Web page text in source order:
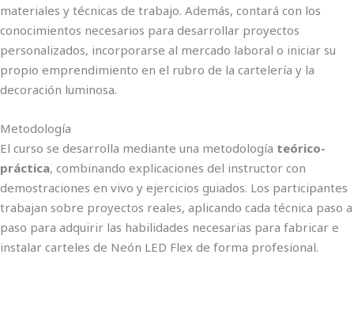
materiales y técnicas de trabajo. Además, contará con los
conocimientos necesarios para desarrollar proyectos
personalizados, incorporarse al mercado laboral o iniciar su
propio emprendimiento en el rubro de la cartelería y la
decoración luminosa.
Metodología
El curso se desarrolla mediante una metodología teórico-
práctica, combinando explicaciones del instructor con
demostraciones en vivo y ejercicios guiados. Los participantes
trabajan sobre proyectos reales, aplicando cada técnica paso a
paso para adquirir las habilidades necesarias para fabricar e
instalar carteles de Neón LED Flex de forma profesional.